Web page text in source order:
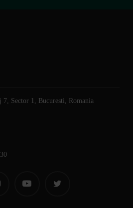
Sector 1, Bucuresti, Romania